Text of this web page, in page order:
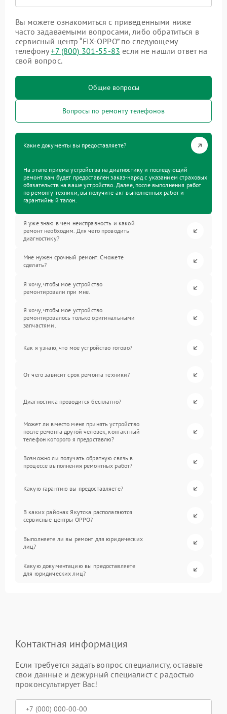
Вы можете ознакомиться с приведенными ниже
часто задаваемыми вопросами, либо обратиться в
сервисный центр “FIX-OPPO” по следующему
телефону+7 (800) 301-55-83 если не нашли ответ на
свой вопрос.
Общие вопросы
Вопросы по ремонту телефонов
Какие документы вы предоставляете?
На этапе приема устройства на диагностику и последующий
ремонт вам будет предоставлен заказ-наряд с указанием страховых
обязательств на ваше устройство. Далее, после выполнения работ
по ремонту техники, вы получите акт выполненных работ и
гарантийный талон.
Я уже знаю в чем неисправность и какой
ремонт необходим. Для чего проводить
диагностику?
Мне нужен срочный ремонт. Сможете
сделать?
Я хочу, чтобы мое устройство
ремонтировали при мне.
Я хочу, чтобы мое устройство
ремонтировалось только оригинальными
запчастями.
Как я узнаю, что мое устройство готово?
От чего зависит срок ремонта техники?
Диагностика проводится бесплатно?
Может ли вместо меня принять устройство
после ремонта другой человек, контактный
телефон которого я предоставлю?
Возможно ли получать обратную связь в
процессе выполнения ремонтных работ?
Какую гарантию вы предоставляете?
В каких районах Якутска располагаются
сервисные центры OPPO?
Выполняете ли вы ремонт для юридических
лиц?
Какую документацию вы предоставляете
для юридических лиц?
Контактная информация
Если требуется задать вопрос специалисту, оставьте
свои данные и дежурный специалист с радостью
проконсультирует Вас!